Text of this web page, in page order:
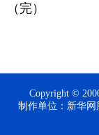
（完）
Copyright ©
制作单位：新华